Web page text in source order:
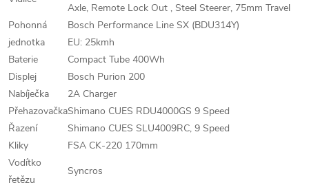
Axle, Remote Lock Out , Steel Steerer, 75mm Travel
Pohonná
jednotka
Bosch Performance Line SX (BDU314Y)
EU: 25kmh
Baterie
Compact Tube 400Wh
Displej
Bosch Purion 200
Nabíječka
2A Charger
PřehazovačkaShimano CUES RDU4000GS 9 Speed
Řazení
Shimano CUES SLU4009RC, 9 Speed
Kliky
FSA CK-220 170mm
Vodítko
řetězu
Syncros